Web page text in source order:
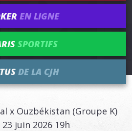
EN LIGNE
SPORTIFS
DE LA CJH
x Ouzbékistan (Groupe K)
juin 2026 19h